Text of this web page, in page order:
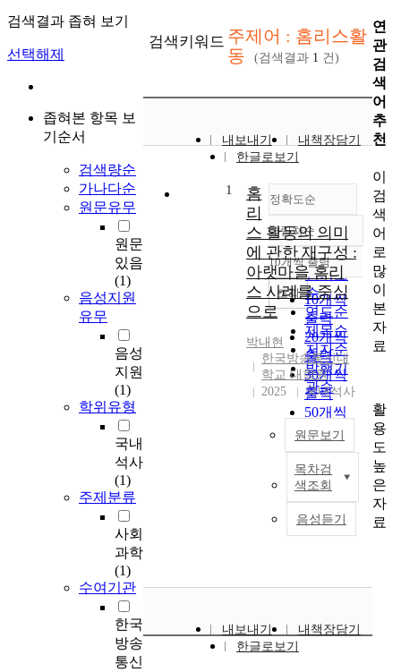
검색결과 좁혀 보기
선택해제
좁혀본 항목 보
기순서
검색량순
가나다순
원문유무
원문
있음
(1)
음성지원
유무
음성
지원
(1)
학위유형
국내
석사
(1)
주제분류
사회
과학
(1)
수여기관
한국
방송
통신
검색키워드 주제어 : 홈리스활
동
(검색결과 1 건)
내보내기
내책장담기
한글로보기
정확도순
정확도
순
인기도
순
연도순
제목순
저자순
발행기
관순
내림차순
내림차순
10개씩 출력
10개씩
출력
20개씩
출력
30개씩
출력
50개씩
출력
100개씩
출력
조회
1
홈
리
스 활동의 의미
에 관한 재구성 :
아랫마을 홈리
스 사례를 중심
으로
박내현
한국방송통신대
학교 대학원
2025
국내석사
원문보기
목차검
색조회
음성듣기
간
내보내기
내책장담기
한글로보기
연
관
검
색
어
추
천
이
검
색
어
로
많
이
본
자
료
활
용
도
높
은
자
료